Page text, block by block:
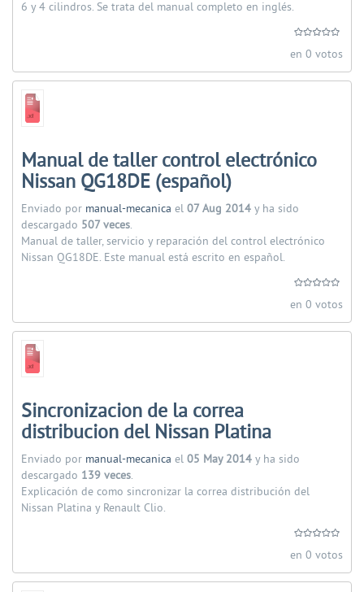
6 y 4 cilindros. Se trata del manual completo en inglés.
en 0 votos
Manual de taller control electrónico
Nissan QG18DE (español)
Enviado por manual-mecanica el 07 Aug 2014 y ha sido
descargado 507 veces.
Manual de taller, servicio y reparación del control electrónico
Nissan QG18DE. Este manual está escrito en español.
en 0 votos
Sincronizacion de la correa
distribucion del Nissan Platina
Enviado por manual-mecanica el 05 May 2014 y ha sido
descargado 139 veces.
Explicación de como sincronizar la correa distribución del
Nissan Platina y Renault Clio.
en 0 votos